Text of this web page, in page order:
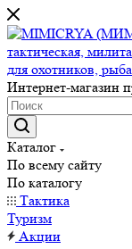
Интернет-магазин
Каталог
По всему сайту
По каталогу
Тактика
Туризм
Акции